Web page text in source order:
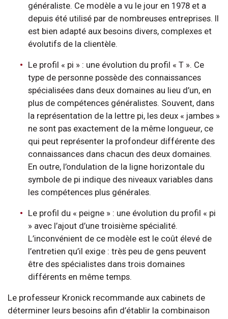
généraliste. Ce modèle a vu le jour en 1978 et a
depuis été utilisé par de nombreuses entreprises. Il
est bien adapté aux besoins divers, complexes et
évolutifs de la clientèle.
Le profil « pi » : une évolution du profil « T ». Ce
type de personne possède des connaissances
spécialisées dans deux domaines au lieu d’un, en
plus de compétences généralistes. Souvent, dans
la représentation de la lettre pi, les deux « jambes »
ne sont pas exactement de la même longueur, ce
qui peut représenter la profondeur différente des
connaissances dans chacun des deux domaines.
En outre, l’ondulation de la ligne horizontale du
symbole de pi indique des niveaux variables dans
les compétences plus générales.
Le profil du « peigne » : une évolution du profil « pi
» avec l’ajout d’une troisième spécialité.
L’inconvénient de ce modèle est le coût élevé de
l’entretien qu’il exige : très peu de gens peuvent
être des spécialistes dans trois domaines
différents en même temps.
Le professeur Kronick recommande aux cabinets de
déterminer leurs besoins afin d’établir la combinaison